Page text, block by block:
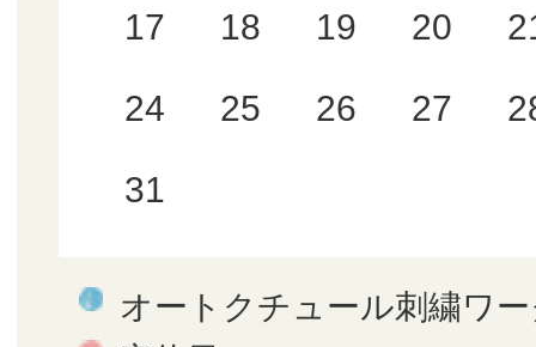
17 18 19 20
24 25 26 27
31
オートクチュール刺繍ワ